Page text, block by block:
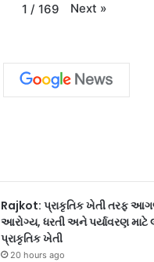
1 / 169 Next »
Rajkot: પ્રાકૃતિક ખેતી તરફ
આરોગ્ય, ધરતી અને પર્યાવરણ માટે
પ્રાકૃતિક ખેતી
20 hours ago